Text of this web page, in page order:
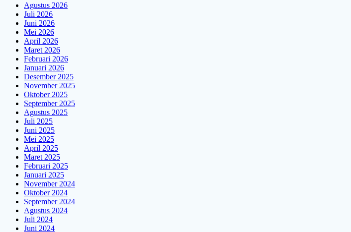
Agustus 2026
Juli 2026
Juni 2026
Mei 2026
April 2026
Maret 2026
Februari 2026
Januari 2026
Desember 2025
November 2025
Oktober 2025
September 2025
Agustus 2025
Juli 2025
Juni 2025
Mei 2025
April 2025
Maret 2025
Februari 2025
Januari 2025
November 2024
Oktober 2024
September 2024
Agustus 2024
Juli 2024
Juni 2024